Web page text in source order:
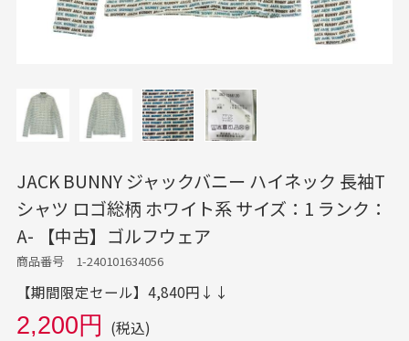
JACK BUNNY ジャックバニー ハイネック 長袖T
シャツ ロゴ総柄 ホワイト系 サイズ：1 ランク：
A- 【中古】ゴルフウェア
商品番号 1-240101634056
【期間限定セール】4,840円↓↓
2,200円 (税込)